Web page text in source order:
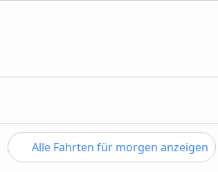
Alle Fahrten für morgen anzeigen